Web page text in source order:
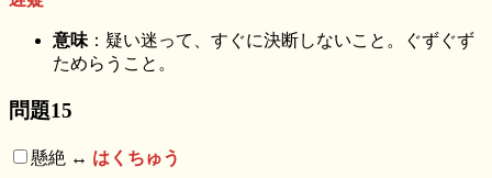
意味 ：疑い迷って、すぐに決断しないこと。ぐずぐず
ためらうこと。
問題15
懸絶 ↔︎ はくちゅう